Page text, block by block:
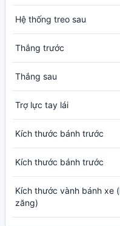
Hệ thống treo sau
Thắng trước
Thắng sau
Trợ lực tay lái
Kích thước bánh trước
Kích thước bánh trước
Kích thước vành bánh xe
zăng)